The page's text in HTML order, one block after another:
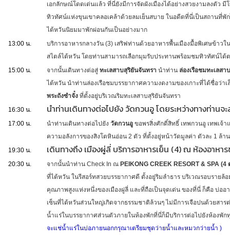
เอกลักษณ์โดดเด่นแล้ว ที่นี่ยังมีการจัดผังเมืองได้อย่างสวยงามลงตัว
ทิวทัศน์แห่งขุนเขาคลอเคล้าด้วยลมเย็นสบาย ในอดีตที่นี่เป็นสถานที่
ไต้หวันนิยมมาพักผ่อนกันเป็นอย่างมาก
13:00 น.
บริการอาหารกลางวัน (3) เสริฟท่านด้วยอาหารพื้นเมืองมื้อพิเศษข้าว
สไตล์ไต้หวัน โดยท่านสามารถเลือกมุมรับประทานพร้อมชมทิวทัศน์ได้
15:00 น.
จากนั้นเดินทางต่อสู่ ทะเลสาบสุริยันจันทรา นำท่าน ล่องเรือชมทะเลส
ไต้หวัน นำท่านล่องเรือชมบรรยากาศความงดงามของเกาะที่ได้ชื่อว่
พระถังซำจั๋ง ที่ตั้งอยู่บริเวณริมทะเลสาบสุริยันจันทรา
16:30 น.
นำท่านเดินทางต่อไปยัง วัดกวนอู โดยระหว่างทางท่าน
17:00 น. นำท่านเดินทางต่อไปยัง วัดกวนอู ขอพรสิ่งศักดิ์สิทธิ์ เทพกวนอู เทพเจ้
ความอลังการของสิงโตหินอ่อน 2 ตัว ที่ตั้งอยู่หน้าวัดมูลค่า ตัวละ 1 ล้
19:30 น.
เดินทางถึง เมืองผู่ลี่ บริการอาหารเย็น (4) ณ ห้องอาห
20:30 น. จากนั้นนำท่าน Check In ณ PEIKONG CREEK RESORT & SPA
ที่ไต้หวัน ในรีสอร์ทสวยบรรยากาศดี ตั้งอยู่ริมลำธาร บริเวณรอบราย
คุณภาพสูงแห่งหนึ่งของเมืองผู่ลี่ และที่ถือเป็นจุดเด่น ของที่นี่ ก็คือ บ่อ
เซ็นที่ไต้หวันส่วนใหญ่เกิดจากธรรมชาติล้วนๆ ไม่มีการเจือปนด้วยส
น้ำแร่ในบรรยากาศส่วนตัวภายในห้องพักที่นี่ก็มีบริการต่อไปยังห้องพั
จะแช่น้ำแร่ในบ่อภายนอกกรุณาเตรียมชุดว่ายน้ำและหมวกว่ายน้ำ )